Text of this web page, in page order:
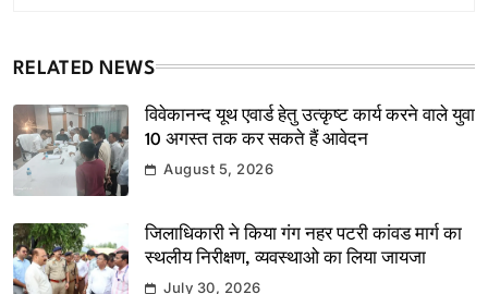
RELATED NEWS
विवेकानन्द यूथ एवार्ड हेतु उत्कृष्ट कार्य करने वाले युवा
10 अगस्त तक कर सकते हैं आवेदन
August 5, 2026
जिलाधिकारी ने किया गंग नहर पटरी कांवड मार्ग का
स्थलीय निरीक्षण, व्यवस्थाओ का लिया जायजा
July 30, 2026